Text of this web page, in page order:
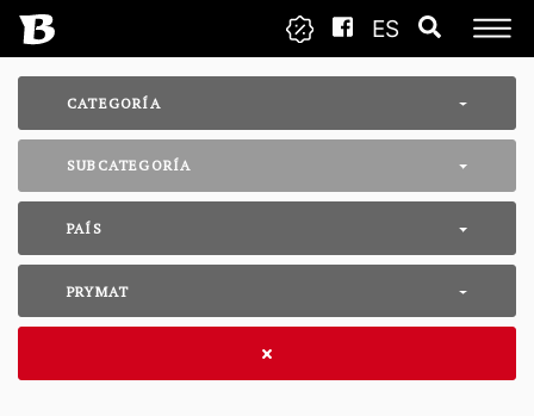
ES
CATEGORÍA
SUBCATEGORÍA
PAÍS
PRYMAT